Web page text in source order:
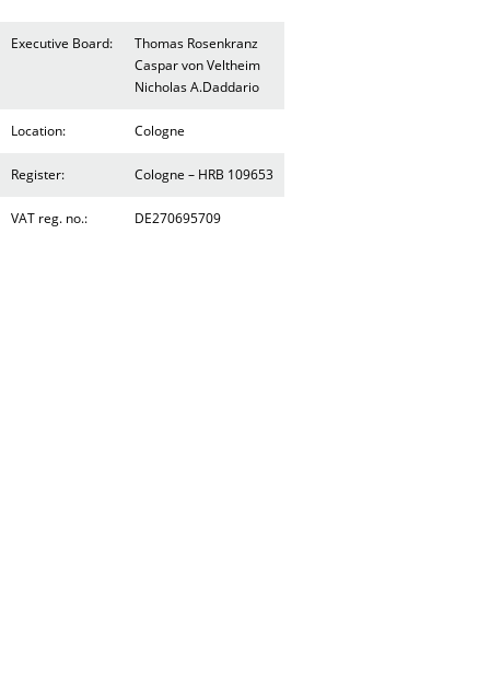
Executive Board:
Thomas Rosenkranz
Caspar von Veltheim
Nicholas A.Daddario
Location: Cologne
Register: Cologne – HRB 109653
VAT reg. no.: DE270695709